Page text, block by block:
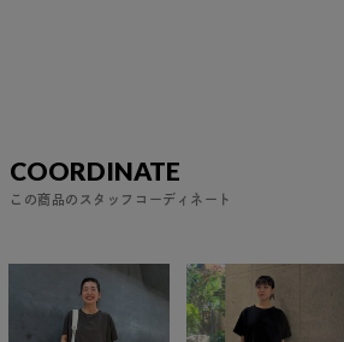
COORDINATE
この商品のスタッフコーディネート